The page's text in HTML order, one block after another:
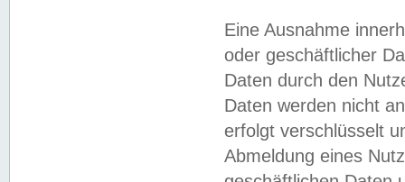
Eine Ausnahme
oder geschäftlicher
Daten durch den
Daten werden nicht
erfolgt verschlüsselt
Abmeldung eines